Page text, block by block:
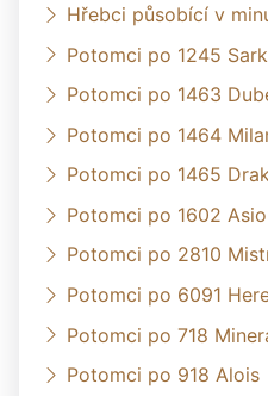
Hřebci působící v
Potomci po 1245
Potomci po 1463
Potomci po 1464
Potomci po 1465
Potomci po 1602
Potomci po 2810
Potomci po 6091
Potomci po 718
Potomci po 918 Alois